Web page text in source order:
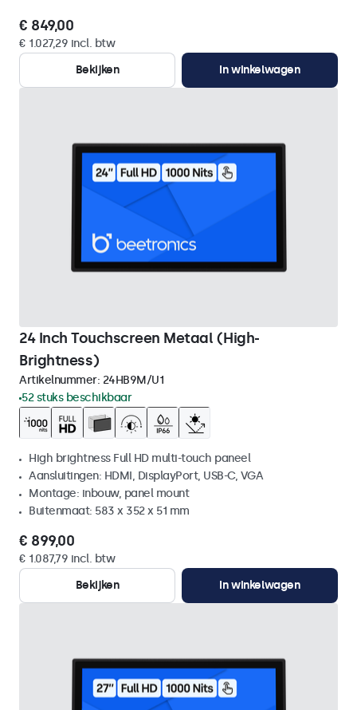
€ 849,00
€ 1.027,29 incl. btw
Bekijken
In winkelwagen
24 Inch Touchscreen Metaal (High-
Brightness)
Artikelnummer: 24HB9M/U1
52 stuks beschikbaar
High brightness Full HD multi-touch paneel
Aansluitingen: HDMI, DisplayPort, USB-C, VGA
Montage: inbouw, panel mount
Buitenmaat: 583 x 352 x 51 mm
€ 899,00
€ 1.087,79 incl. btw
Bekijken
In winkelwagen